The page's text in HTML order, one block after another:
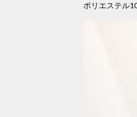
ポリエステル